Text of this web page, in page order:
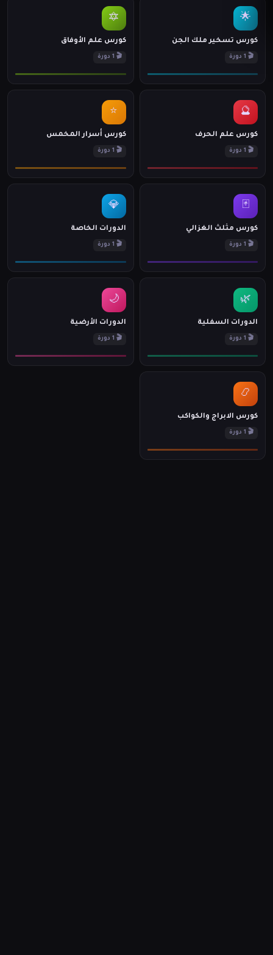
🌟
كورس تسخير ملك الجن
🎬 1 دورة
🔯
كورس علم الأوفاق
🎬 1 دورة
🔮
كورس علم الحرف
🎬 1 دورة
⭐
كورس أسرار المخمس
🎬 1 دورة
🃏
كورس مثلث الغزالي
🎬 1 دورة
💎
الدورات الخاصة
🎬 1 دورة
🌿
الدورات السفلية
🎬 1 دورة
🌙
الدورات الأرضية
🎬 1 دورة
📿
كورس الابراج والكواكب
🎬 1 دورة